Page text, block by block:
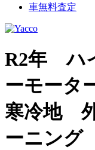
車無料査定
R2年 ハ
ーモー
寒冷地
ーニン